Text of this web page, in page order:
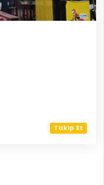
Takip Et